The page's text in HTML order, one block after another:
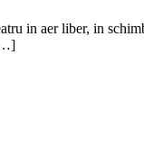
in aer liber, in